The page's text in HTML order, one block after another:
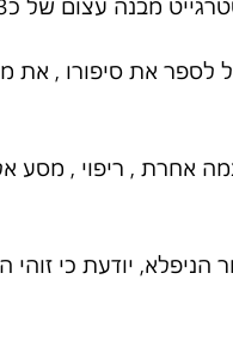
עצום של כ3 מטר לפנינו .
לספר את סיפורו , את
אחרת , ריפוי , מסע
הניפלא, יודעת כי